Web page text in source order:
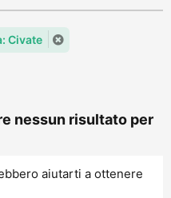
Civate
nessun risultato per
aiutarti a ottenere